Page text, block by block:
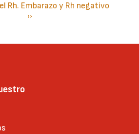
Rh. Embarazo y Rh negativo
Siguiente
››